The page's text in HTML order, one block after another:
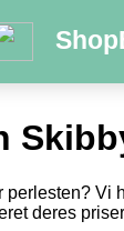
perlesten? Vi
deres